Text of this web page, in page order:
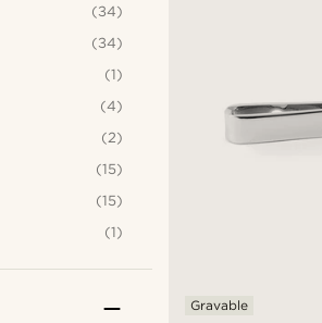
Gravable
(34)
(34)
(1)
(4)
(2)
(15)
(15)
(1)